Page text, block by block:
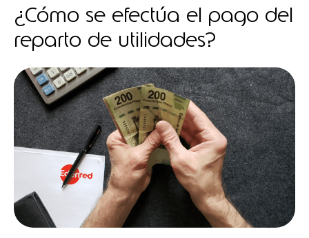
¿Cómo se efectúa el pago del
reparto de utilidades?